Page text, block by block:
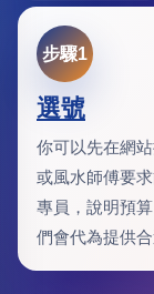
步驟1
選號
你可以先在網
或風水師傅要
專員，說明預
們會代為提供合